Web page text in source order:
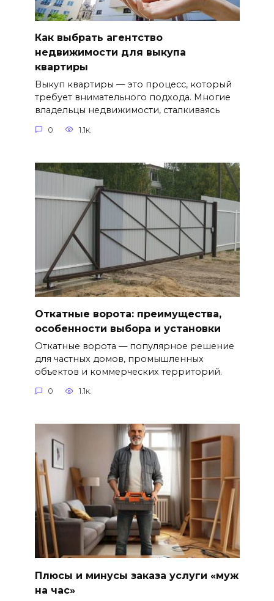
Как выбрать агентство
недвижимости для выкупа
квартиры
Выкуп квартиры — это процесс, который
требует внимательного подхода. Многие
владельцы недвижимости, сталкиваясь
0 1.1к.
Откатные ворота: преимущества,
особенности выбора и установки
Откатные ворота — популярное решение
для частных домов, промышленных
объектов и коммерческих территорий.
0 1.1к.
Плюсы и минусы заказа услуги «муж
на час»